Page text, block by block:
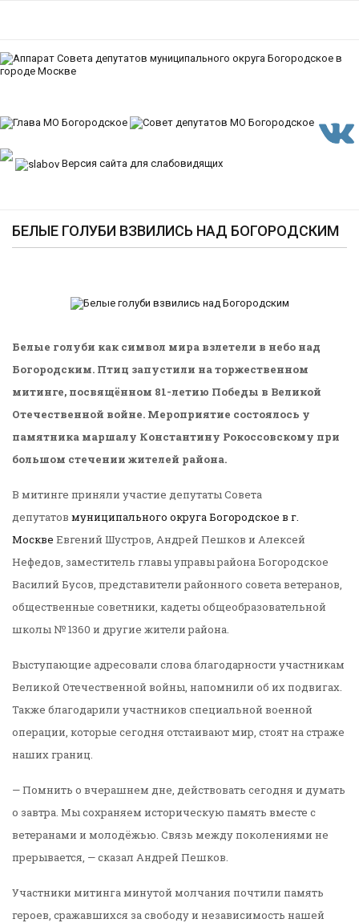
Версия сайта для слабовидящих
БЕЛЫЕ ГОЛУБИ ВЗВИЛИСЬ НАД БОГОРОДСКИМ
Белые голуби как символ мира взлетели в небо над
Богородским. Птиц запустили на торжественном
митинге, посвящённом 81-летию Победы в Великой
Отечественной войне. Мероприятие состоялось у
памятника маршалу Константину Рокоссовскому при
большом стечении жителей района.
В митинге приняли участие депутаты Совета
депутатов муниципального округа Богородское в г.
Москве Евгений Шустров, Андрей Пешков и Алексей
Нефедов, заместитель главы управы района Богородское
Василий Бусов, представители районного совета ветеранов,
общественные советники, кадеты общеобразовательной
школы № 1360 и другие жители района.
Выступающие адресовали слова благодарности участникам
Великой Отечественной войны, напомнили об их подвигах.
Также благодарили участников специальной военной
операции, которые сегодня отстаивают мир, стоят на страже
наших границ.
— Помнить о вчерашнем дне, действовать сегодня и думать
о завтра. Мы сохраняем историческую память вместе с
ветеранами и молодёжью. Связь между поколениями не
прерывается, — сказал Андрей Пешков.
Участники митинга минутой молчания почтили память
героев, сражавшихся за свободу и независимость нашей